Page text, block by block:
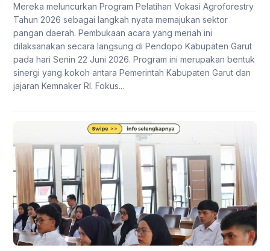
Mereka meluncurkan Program Pelatihan Vokasi Agroforestry
Tahun 2026 sebagai langkah nyata memajukan sektor
pangan daerah. Pembukaan acara yang meriah ini
dilaksanakan secara langsung di Pendopo Kabupaten Garut
pada hari Senin 22 Juni 2026. Program ini merupakan bentuk
sinergi yang kokoh antara Pemerintah Kabupaten Garut dan
jajaran Kemnaker RI. Fokus...